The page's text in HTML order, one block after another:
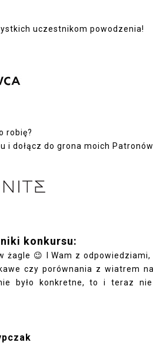
uczestnikom powodzenia!
robię?
i dołącz do grona moich
konkursu:
żagle 😉 I Wam z odpowiedziami,
czy porównania z wiatrem
było konkretne, to i teraz nie